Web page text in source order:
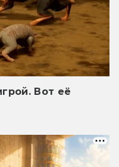
Вот её